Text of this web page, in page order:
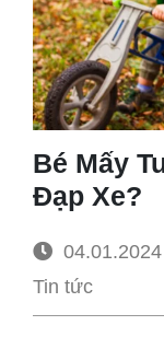
1965
Bé Mấy
Đạp Xe?
04.01.2024
Tin tức